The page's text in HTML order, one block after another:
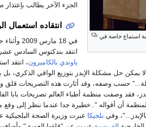
استماع خاصة في
الجزء الآخر يطالب بإعتذار
انتقاده استعمال
في 18 مارس 2009 وأثناء جولة له في
انتقد بندكتوس السادس
ياوندي بالكاميرون، انتقد
يمكن حل مشكلة الإيدز بتوزيع الواقي الذكري،
حسب وصفه، وقد أثارت هذه التصريحات
فقد وصفت منظمة أطباء العالم تصريحات بابا
أن أقواله "..خطيرة جدا عندما ننظر إلى وقع
وفي بلجيكا عبرت وزيرة الصحة البلجيكية